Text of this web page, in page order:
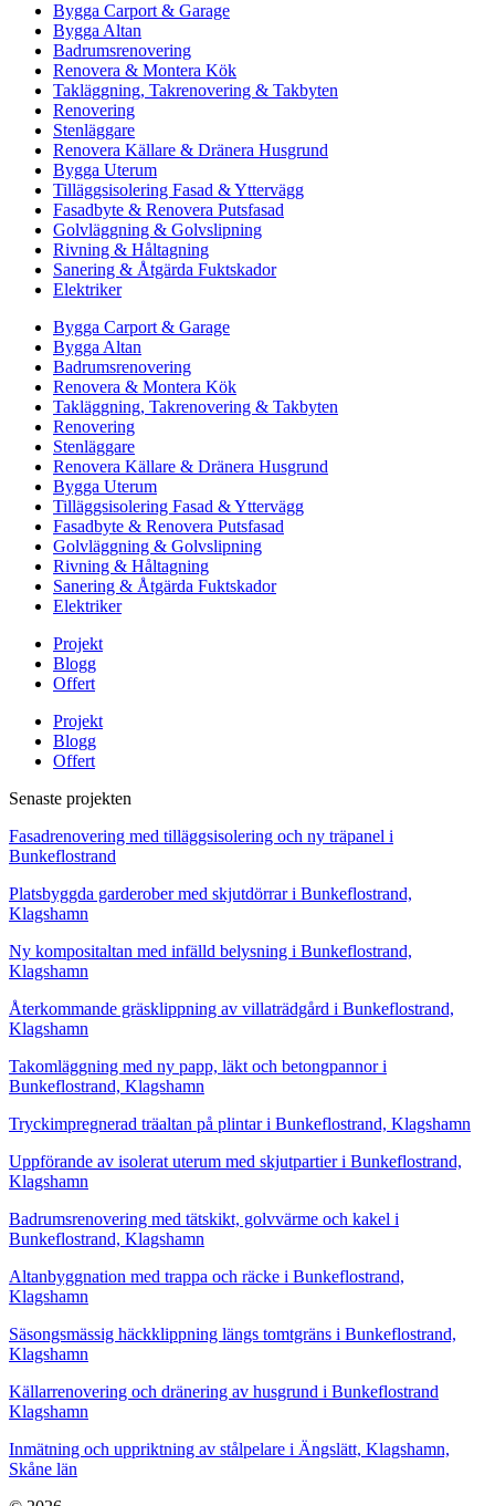
Bygga Carport & Garage
Bygga Altan
Badrumsrenovering
Renovera & Montera Kök
Takläggning, Takrenovering & Takbyten
Renovering
Stenläggare
Renovera Källare & Dränera Husgrund
Bygga Uterum
Tilläggsisolering Fasad & Yttervägg
Fasadbyte & Renovera Putsfasad
Golvläggning & Golvslipning
Rivning & Håltagning
Sanering & Åtgärda Fuktskador
Elektriker
Bygga Carport & Garage
Bygga Altan
Badrumsrenovering
Renovera & Montera Kök
Takläggning, Takrenovering & Takbyten
Renovering
Stenläggare
Renovera Källare & Dränera Husgrund
Bygga Uterum
Tilläggsisolering Fasad & Yttervägg
Fasadbyte & Renovera Putsfasad
Golvläggning & Golvslipning
Rivning & Håltagning
Sanering & Åtgärda Fuktskador
Elektriker
Projekt
Blogg
Offert
Projekt
Blogg
Offert
Senaste projekten
Fasadrenovering med tilläggsisolering och ny träpanel i
Bunkeflostrand
Platsbyggda garderober med skjutdörrar i Bunkeflostrand,
Klagshamn
Ny kompositaltan med infälld belysning i Bunkeflostrand,
Klagshamn
Återkommande gräsklippning av villaträdgård i Bunkeflostrand,
Klagshamn
Takomläggning med ny papp, läkt och betongpannor i
Bunkeflostrand, Klagshamn
Tryckimpregnerad träaltan på plintar i Bunkeflostrand, Klagshamn
Uppförande av isolerat uterum med skjutpartier i Bunkeflostrand,
Klagshamn
Badrumsrenovering med tätskikt, golvvärme och kakel i
Bunkeflostrand, Klagshamn
Altanbyggnation med trappa och räcke i Bunkeflostrand,
Klagshamn
Säsongsmässig häckklippning längs tomtgräns i Bunkeflostrand,
Klagshamn
Källarrenovering och dränering av husgrund i Bunkeflostrand
Klagshamn
Inmätning och uppriktning av stålpelare i Ängslätt, Klagshamn,
Skåne län